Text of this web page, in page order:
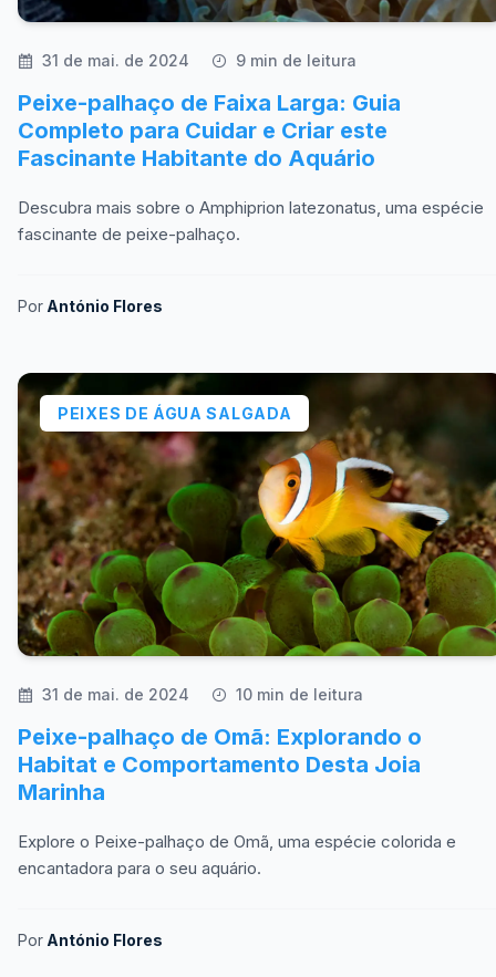
31 de mai. de 2024 9 min de leitura
Peixe-palhaço de Faixa Larga: Guia
Completo para Cuidar e Criar este
Fascinante Habitante do Aquário
Descubra mais sobre o Amphiprion latezonatus, uma espécie
fascinante de peixe-palhaço.
Por António Flores
PEIXES DE ÁGUA SALGADA
31 de mai. de 2024 10 min de leitura
Peixe-palhaço de Omã: Explorando o
Habitat e Comportamento Desta Joia
Marinha
Explore o Peixe-palhaço de Omã, uma espécie colorida e
encantadora para o seu aquário.
Por António Flores